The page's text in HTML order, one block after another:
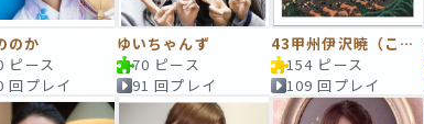
のか
ピース
回プレイ
ゆいちゃんず
70 ピース
91 回プレイ
43甲州伊沢暁（こうしゅういさわのあかつき）
154 ピース
109 回プレイ